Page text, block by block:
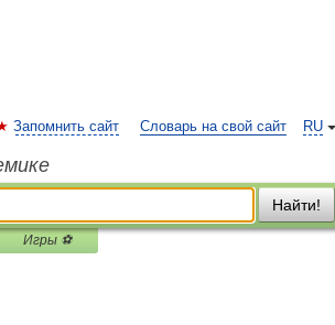
RU
Запомнить сайт Словарь на свой сайт
Найти!
Игры ⚽